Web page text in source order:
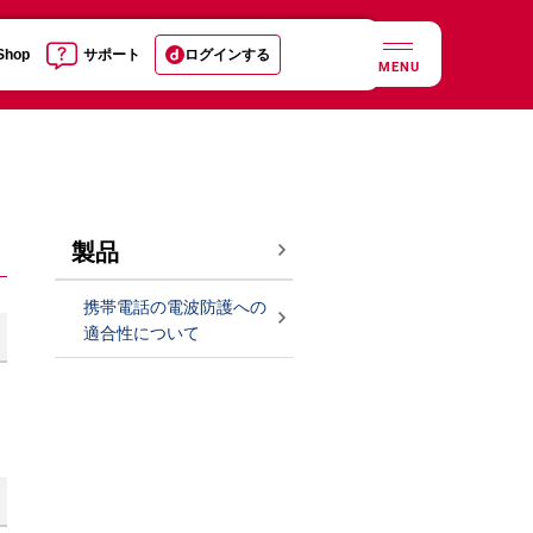
サポート ログインする
MENU
製品
携帯電話の電波防護への
適合性について